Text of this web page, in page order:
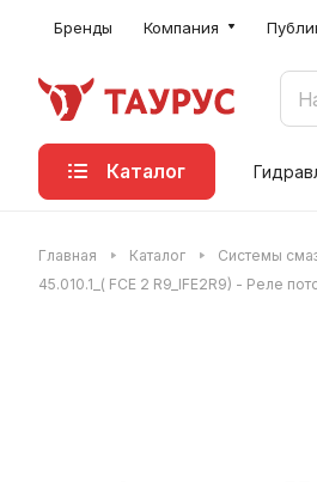
Бренды Компания
Каталог
Главная Каталог Системы
45.010.1_( FCE 2 R9_IFE2R9) - Реле